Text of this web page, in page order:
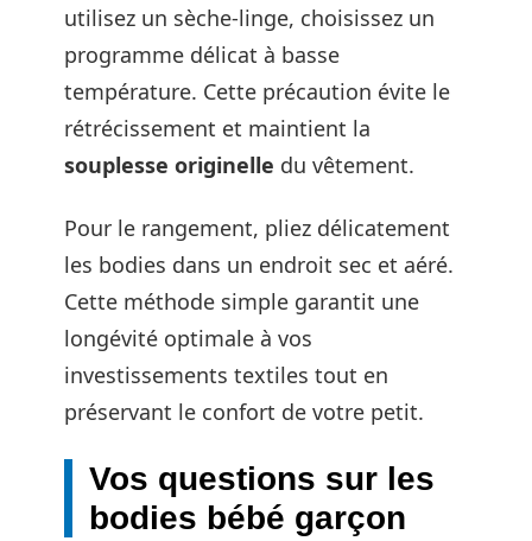
utilisez un sèche-linge, choisissez un
programme délicat à basse
température. Cette précaution évite le
rétrécissement et maintient la
souplesse originelle du vêtement.
Pour le rangement, pliez délicatement
les bodies dans un endroit sec et aéré.
Cette méthode simple garantit une
longévité optimale à vos
investissements textiles tout en
préservant le confort de votre petit.
Vos questions sur les
bodies bébé garçon